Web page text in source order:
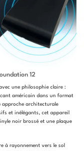
12
une philosophie claire :
américain dans un format
approche architecturale
et inélégants, cet appareil
noir brossé et une plaque
à rayonnement vers le sol